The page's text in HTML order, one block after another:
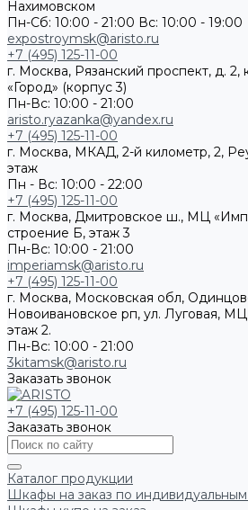
Нахимовском
Пн-Сб: 10:00 - 21:00 Вс: 10:00 - 19:00
expostroymsk@aristo.ru
+7 (495) 125-11-00
г. Москва, Рязанский проспект, д. 2,
«Город» (корпус 3)
Пн-Вс: 10:00 - 21:00
aristo.ryazanka@yandex.ru
+7 (495) 125-11-00
г. Москва, МКАД, 2-й километр, 2,
этаж
Пн - Вс: 10:00 - 22:00
+7 (495) 125-11-00
г. Москва, Дмитровское ш., МЦ
строение Б, этаж 3
Пн-Вс: 10:00 - 21:00
imperiamsk@aristo.ru
+7 (495) 125-11-00
г. Москва, Московская обл,
Новоивановское рп, ул. Луговая,
этаж 2.
Пн-Вс: 10:00 - 21:00
3kitamsk@aristo.ru
Заказать звонок
+7 (495) 125-11-00
Заказать звонок
Каталог продукции
Шкафы на заказ по